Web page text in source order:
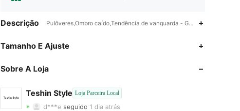
Descrição Pulôveres,Ombro caído,Tendência de vanguarda - Gótico/Punk,Lazer
Tamanho E Ajuste
Sobre A Loja
Teshin Style Loja Parceira Local
4,66
4,66
4,66 630
d***e seguido 1 dia atrás